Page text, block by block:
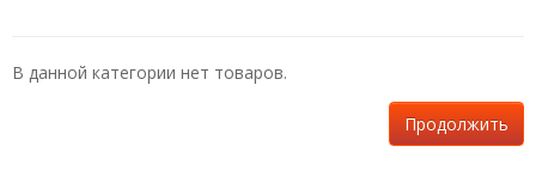
В данной категории нет товаров.
Продолжить